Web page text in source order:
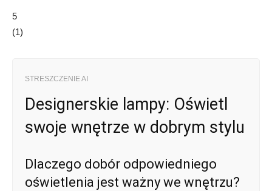
5
(1)
STRESZCZENIE AI
Designerskie lampy: Oświetl
swoje wnętrze w dobrym stylu
Dlaczego dobór odpowiedniego
oświetlenia jest ważny we wnętrzu?